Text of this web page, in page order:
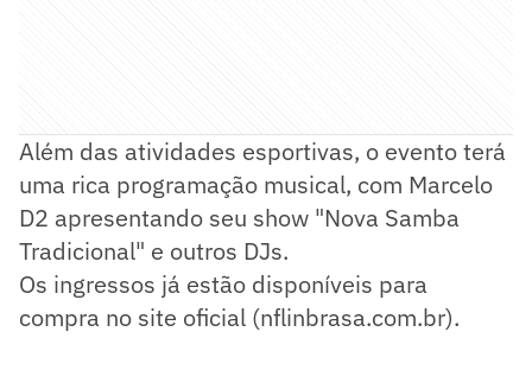
Além das atividades esportivas, o evento terá
uma rica programação musical, com Marcelo
D2 apresentando seu show "Nova Samba
Tradicional" e outros DJs.
Os ingressos já estão disponíveis para
compra no site oficial (nflinbrasa.com.br).